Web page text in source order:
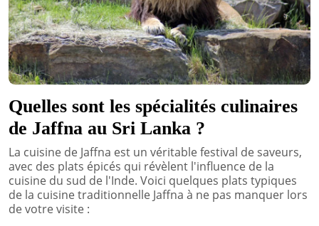
Quelles sont les spécialités culinaires
de Jaffna au Sri Lanka ?
La cuisine de Jaffna est un véritable festival de saveurs,
avec des plats épicés qui révèlent l'influence de la
cuisine du sud de l'Inde. Voici quelques plats typiques
de la cuisine traditionnelle Jaffna à ne pas manquer lors
de votre visite :